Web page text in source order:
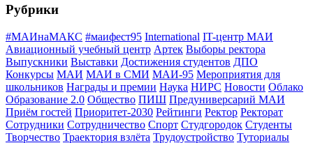
Рубрики
#МАИнаМАКС #маифест95 International IT-центр МАИ
Авиационный учебный центр Артек Выборы ректора
Выпускники Выставки Достижения студентов ДПО
Конкурсы МАИ МАИ в СМИ МАИ-95 Мероприятия для
школьников Награды и премии Наука НИРС Новости Облако
Образование 2.0 Общество ПИШ Предуниверсарий МАИ
Приём гостей Приоритет-2030 Рейтинги Ректор Ректорат
Сотрудники Сотрудничество Спорт Студгородок Студенты
Творчество Траектория взлёта Трудоустройство Туториалы